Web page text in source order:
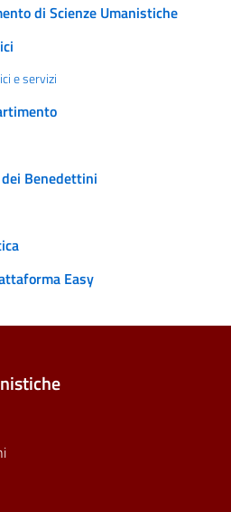
di Scienze Umanistiche
e servizi
Benedettini
Easy